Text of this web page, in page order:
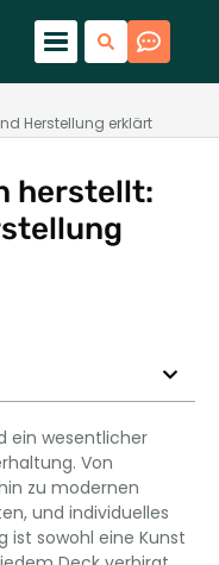
Herstellung erklärt
herstellt:
ein wesentlicher
Von
zu modernen
und individuelles
ist sowohl eine Kunst